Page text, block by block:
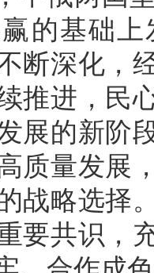
的基础
断深化，
推进，民
展的新阶
质量发展
战略选择
要共识，